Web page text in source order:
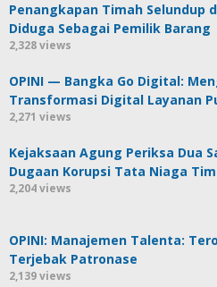
Penangkapan Timah Selundup
Diduga Sebagai Pemilik Barang
2,328 views
OPINI — Bangka Go Digital:
Transformasi Digital Layanan
2,271 views
Kejaksaan Agung Periksa Dua
Dugaan Korupsi Tata Niaga
2,204 views
OPINI: Manajemen Talenta:
Terjebak Patronase
2,139 views